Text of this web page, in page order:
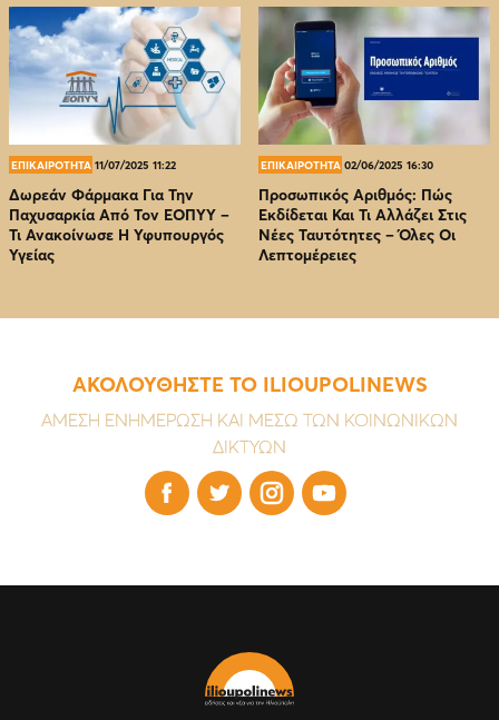
ΕΠΙΚΑΙΡΟΤΗΤΑ 11/07/2025 11:22
Δωρεάν Φάρμακα Για Την
Παχυσαρκία Από Τον EOΠΥΥ –
Τι Ανακοίνωσε Η Υφυπουργός
Υγείας
ΕΠΙΚΑΙΡΟΤΗΤΑ 02/06/2025 16:30
Προσωπικός Αριθμός: Πώς
Εκδίδεται Και Τι Αλλάζει Στις
Νέες Ταυτότητες – Όλες Οι
Λεπτομέρειες
ΑΚΟΛΟΥΘΗΣΤΕ ΤΟ ILIOUPOLINEWS
ΑΜΕΣΗ ΕΝΗΜΕΡΩΣΗ ΚΑΙ ΜΕΣΩ ΤΩΝ ΚΟΙΝΩΝΙΚΩΝ
ΔΙΚΤΥΩΝ
   